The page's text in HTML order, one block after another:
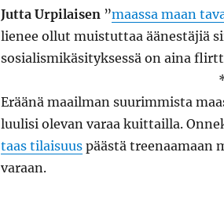
Jutta Urpilaisen”maassa maan
lienee ollut muistuttaa äänestäjiä
sosialismikäsityksessä on aina
Eräänä maailman suurimmista
luulisi olevan varaa kuittailla.
taas tilaisuuspäästä treenaamaan
varaan.